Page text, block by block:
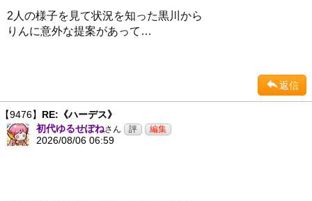
2人の様子を見て状況を知った黒川から
りんに意外な提案があって…
返信
【9476】 RE:《ハーデス》
初代ゆるせぽねさん
2026/08/06 06:59